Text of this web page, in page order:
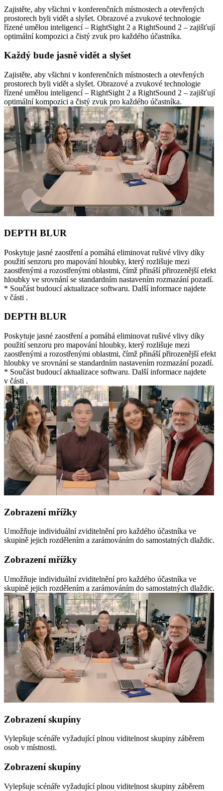
Zajistěte, aby všichni v konferenčních místnostech a otevřených
prostorech byli vidět a slyšet. Obrazové a zvukové technologie
řízené umělou inteligencí – RightSight 2 a RightSound 2 – zajišťují
optimální kompozici a čistý zvuk pro každého účastníka.
Každý bude jasně vidět a slyšet
Zajistěte, aby všichni v konferenčních místnostech a otevřených
prostorech byli vidět a slyšet. Obrazové a zvukové technologie
řízené umělou inteligencí – RightSight 2 a RightSound 2 – zajišťují
optimální kompozici a čistý zvuk pro každého účastníka.
DEPTH BLUR
Poskytuje jasné zaostření a pomáhá eliminovat rušivé vlivy díky
použití senzoru pro mapování hloubky, který rozlišuje mezi
zaostřenými a rozostřenými oblastmi, čímž přináší přirozenější efekt
hloubky ve srovnání se standardním nastavením rozmazání pozadí.
* Součást budoucí aktualizace softwaru. Další informace najdete
v části .
DEPTH BLUR
Poskytuje jasné zaostření a pomáhá eliminovat rušivé vlivy díky
použití senzoru pro mapování hloubky, který rozlišuje mezi
zaostřenými a rozostřenými oblastmi, čímž přináší přirozenější efekt
hloubky ve srovnání se standardním nastavením rozmazání pozadí.
* Součást budoucí aktualizace softwaru. Další informace najdete
v části .
Zobrazení mřížky
Umožňuje individuální zviditelnění pro každého účastníka ve
skupině jejich rozdělením a zarámováním do samostatných dlaždic.
Zobrazení mřížky
Umožňuje individuální zviditelnění pro každého účastníka ve
skupině jejich rozdělením a zarámováním do samostatných dlaždic.
Zobrazení skupiny
Vylepšuje scénáře vyžadující plnou viditelnost skupiny záběrem
osob v místnosti.
Zobrazení skupiny
Vylepšuje scénáře vyžadující plnou viditelnost skupiny záběrem